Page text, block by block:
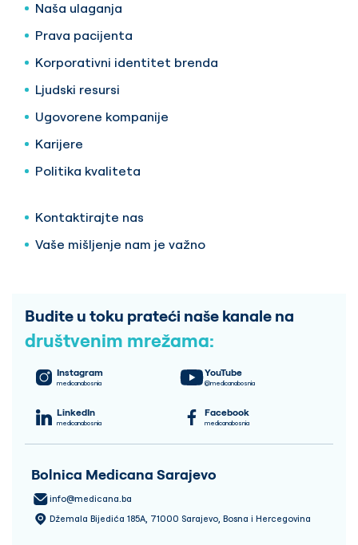
Naša ulaganja
Prava pacijenta
Korporativni identitet brenda
Ljudski resursi
Ugovorene kompanije
Karijere
Politika kvaliteta
Kontaktirajte nas
Vaše mišljenje nam je važno
Budite u toku prateći naše kanale na
društvenim mrežama:
Instagram
medicanabosnia
YouTube
@medicanabosnia
LinkedIn
medicanabosnia
Facebook
medicanabosnia
Bolnica Medicana Sarajevo
info@medicana.ba
Džemala Bijedića 185A, 71000 Sarajevo, Bosna i Hercegovina